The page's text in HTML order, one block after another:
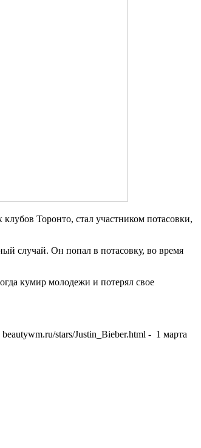
Торонто, стал участником потасовки,
случай. Он попал в потасовку, во время
кумир молодежи и потерял свое
stars/Justin_Bieber.html - 1 марта